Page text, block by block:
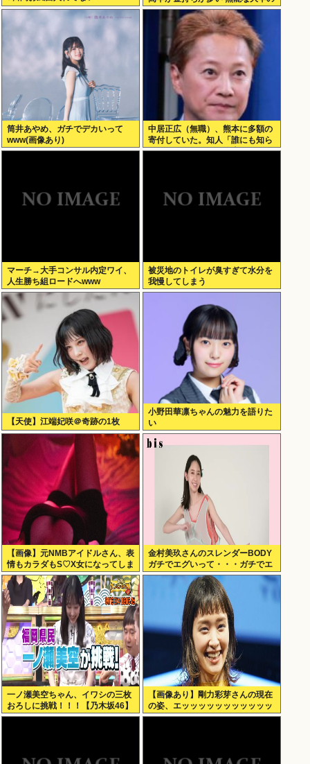
集まりw」エックスで一万いいね
筒井あやめ、ガチでデカいって
www(画像あり)
中居正広（無職）、熊本に多額の
寄付していた。知人「誰にも知ら
れなくてもいい、と公表してな
マーチ→大手コンサル内定ワイ、
人生勝ち組ロードへwww
被災地のトイレが臭すぎて水分を
我慢してしまう
【天使】江端妃咲＠奇跡の1枚
小野田華凛ちゃんの魅力を語りた
い
【画像】元NMBアイドルさん、表
情もカラダもS♡X女になってしま
うｗｗｗ
金村美玖さんのスレンダーBODY
ガチでエグいって・・・ガチでエ
グいって・・・
一ノ瀬美空ちゃん、イワシの三枚
おろしに挑戦！！！【乃木坂46】
【画像あり】剛力彩芽さんの現在
の姿、エッッッッッッッッッッッ
ッ！